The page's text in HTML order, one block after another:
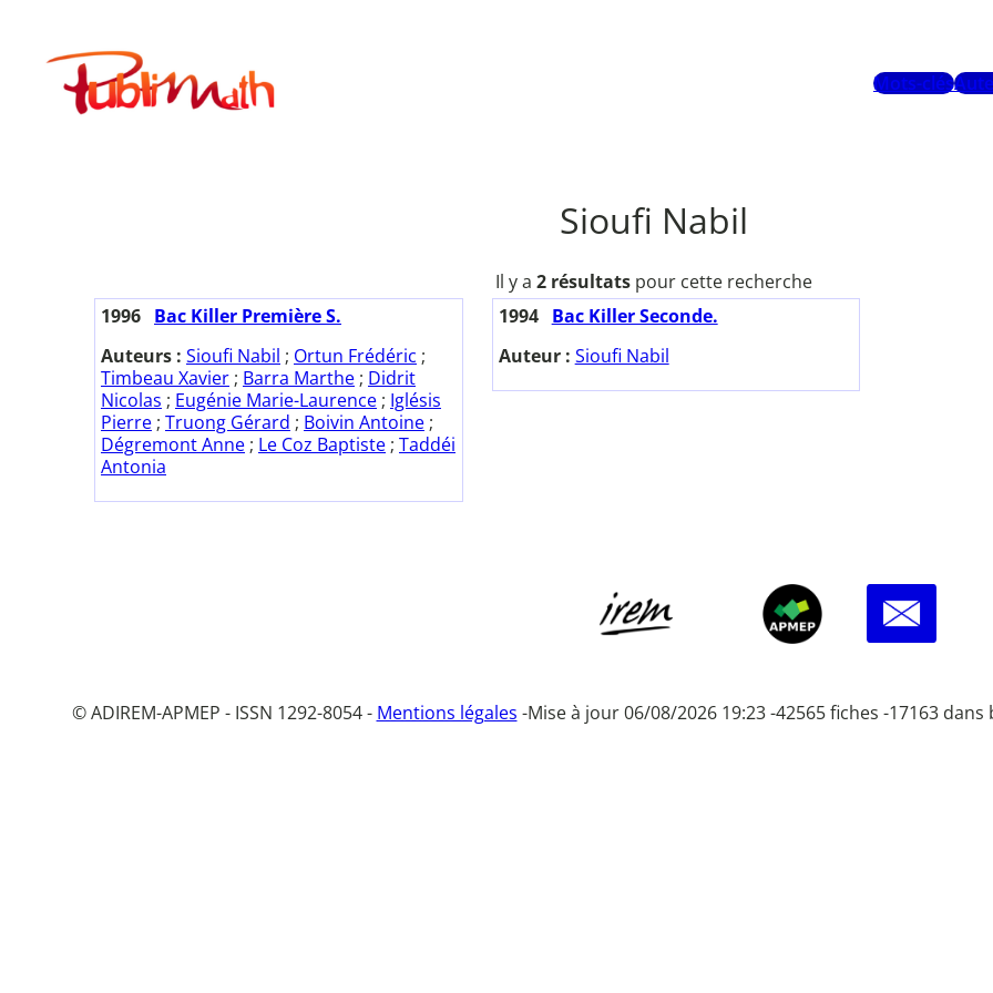
contenuPublimath
Mots-clés
Sioufi Nabil
Il y a 2 résultats pour cette recherche
1996 Bac Killer Première S.
Auteurs : Sioufi Nabil ; Ortun Frédéric ;
Timbeau Xavier ; Barra Marthe ; Didrit
Nicolas ; Eugénie Marie-Laurence ; Iglésis
Pierre ; Truong Gérard ; Boivin Antoine ;
Dégremont Anne ; Le Coz Baptiste ; Taddéi
Antonia
1994
Bac Killer Seconde.
Auteur : Sioufi Nabil
© ADIREM-APMEP - ISSN 1292-8054 - Mentions légales -Mise à jour 06/08/2026 19:23 -42565 fiches -17163